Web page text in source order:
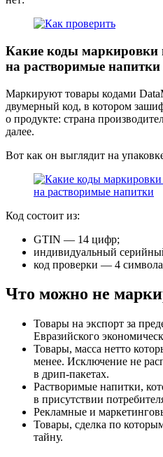
Какие коды маркировки
на растворимые напитки
Маркируют товары кодами
двумерный код, в котором
о продукте: страна
далее.
Вот как он выглядит на
Код состоит из:
GTIN — 14 цифр;
индивидуальный
код проверки — 4
Что можно не
Товары на экспорт за
Евразийского
Товары, масса нетто
менее. Исключение не
в дрип-пакетах.
Растворимые напитки,
в присутствии
Рекламные и
Товары, сделка по
тайну.